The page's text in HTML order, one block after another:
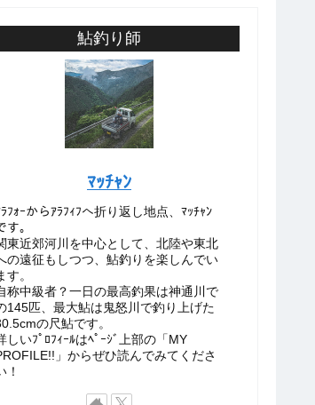
鮎釣り師
ﾏｯﾁｬﾝ
ﾌｫｰからｱﾗﾌｨﾌへ折り返し地点、ﾏｯﾁｬﾝ
す。
東近郊河川を中心として、北陸や東北
の遠征もしつつ、鮎釣りを楽しんでい
す。
称中級者？一日の最高釣果は神通川で
145匹、最大鮎は鬼怒川で釣り上げた
の尺鮎です。
しいﾌﾟﾛﾌｨｰﾙはﾍﾟｰｼﾞ上部の「MY
」からぜひ読んでみてくださ
！